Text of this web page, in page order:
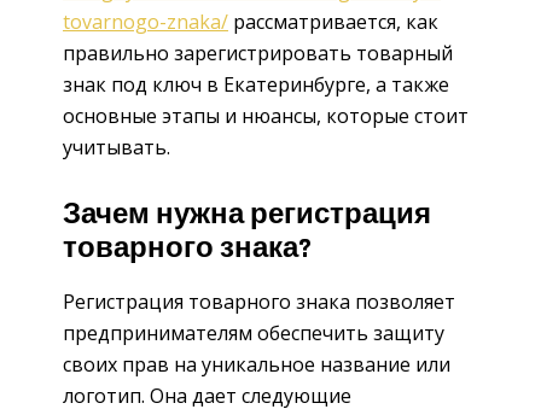
tovarnogo-znaka/ рассматривается, как
правильно зарегистрировать товарный
знак под ключ в Екатеринбурге, а также
основные этапы и нюансы, которые стоит
учитывать.
Зачем нужна регистрация
товарного знака?
Регистрация товарного знака позволяет
предпринимателям обеспечить защиту
своих прав на уникальное название или
логотип. Она дает следующие